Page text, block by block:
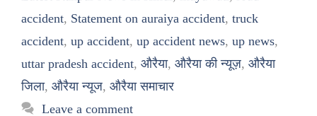
accident, Statement on auraiya accident, truck
accident, up accident, up accident news, up news,
uttar pradesh accident, औरैया, औरैया की न्यूज़, औरैया
जिला, औरैया न्यूज, औरैया समाचार
Leave a comment